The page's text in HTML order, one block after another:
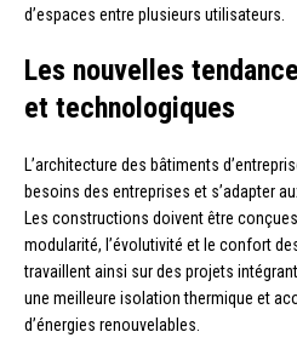
d’espaces entre plusieurs utilisateurs.
Les nouvelles
et technologiques
L’architecture des bâtiments
besoins des entreprises et s’adapter
Les constructions doivent être
modularité, l’évolutivité et le confort
travaillent ainsi sur des projets
une meilleure isolation thermique et
d’énergies renouvelables.